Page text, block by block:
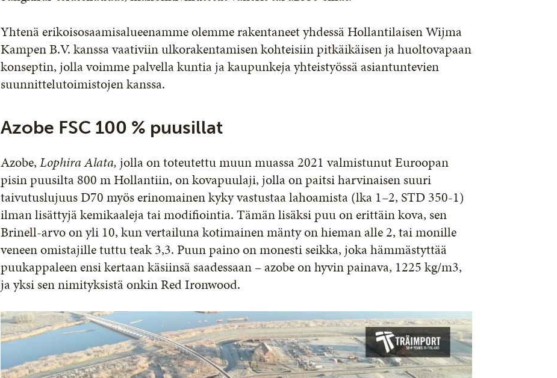
Yhtenä erikoisosaamisalueenamme olemme rakentaneet yhdessä Hollantilaisen Wijma
Kampen B.V. kanssa vaativiin ulkorakentamisen kohteisiin pitkäikäisen ja huoltovapaan
konseptin, jolla voimme palvella kuntia ja kaupunkeja yhteistyössä asiantuntevien
suunnittelutoimistojen kanssa.
Azobe FSC 100 % puusillat
Azobe,Lophira Alata, jolla on toteutettu muun muassa 2021 valmistunut Euroopan
pisin puusilta 800 m Hollantiin, on kovapuulaji, jolla on paitsi harvinaisen suuri
taivutuslujuus D70 myös erinomainen kyky vastustaa lahoamista (lka 1–2, STD 350-1)
ilman lisättyjä kemikaaleja tai modifiointia. Tämän lisäksi puu on erittäin kova, sen
Brinell-arvo on yli 10, kun vertailuna kotimainen mänty on hieman alle 2, tai monille
veneen omistajille tuttu teak 3,3. Puun paino on monesti seikka, joka hämmästyttää
puukappaleen ensi kertaan käsiinsä saadessaan – azobe on hyvin painava, 1225 kg/m3,
ja yksi sen nimityksistä onkin Red Ironwood.